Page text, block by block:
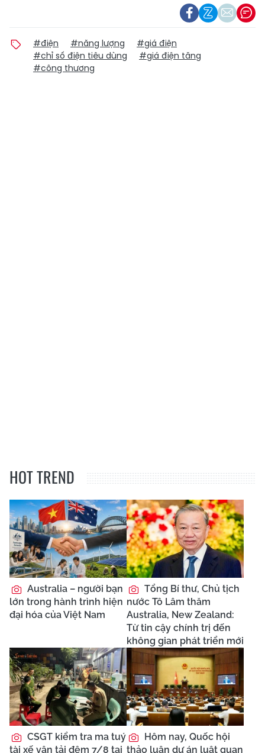
#điện #năng lượng
#giá điện
#chỉ số điện tiêu dùng
#giá điện tăng
#công thương
HOT TREND
Australia – người bạn
lớn trong hành trình hiện
đại hóa của Việt Nam
Tổng Bí thư, Chủ tịch
nước Tô Lâm thăm
Australia, New Zealand:
Từ tin cậy chính trị đến
không gian phát triển mới
CSGT kiểm tra ma tuý
tài xế vận tải đêm 7/8 tại
Hôm nay, Quốc hội
thảo luận dự án luật quan